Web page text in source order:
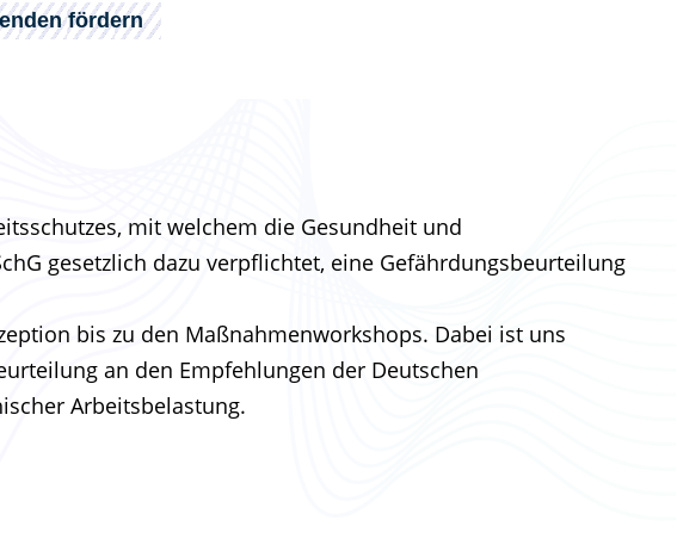
fördern
mit welchem die Gesundheit und
gesetzlich dazu verpflichtet, eine Gefährdungsbeurteilung
bis zu den Maßnahmenworkshops. Dabei ist uns
an den Empfehlungen der Deutschen
Arbeitsbelastung.